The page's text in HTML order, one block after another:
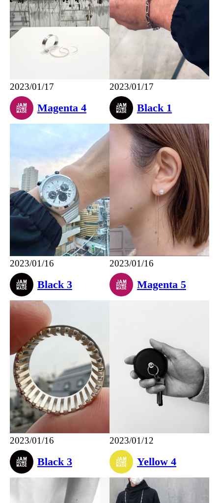
2023/01/17
Magenta 4
2023/01/17
Black 1
2023/01/16
Black 3
2023/01/16
Magenta 5
2023/01/16
Black 3
2023/01/12
Yellow 4